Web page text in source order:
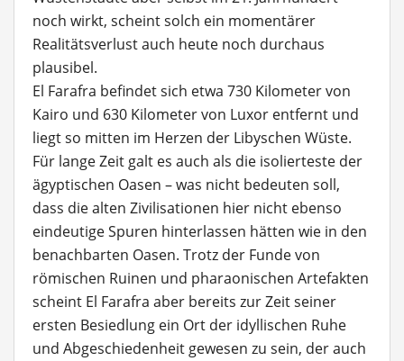
noch wirkt, scheint solch ein momentärer
Realitätsverlust auch heute noch durchaus
plausibel.
El Farafra befindet sich etwa 730 Kilometer von
Kairo und 630 Kilometer von Luxor entfernt und
liegt so mitten im Herzen der Libyschen Wüste.
Für lange Zeit galt es auch als die isolierteste der
ägyptischen Oasen – was nicht bedeuten soll,
dass die alten Zivilisationen hier nicht ebenso
eindeutige Spuren hinterlassen hätten wie in den
benachbarten Oasen. Trotz der Funde von
römischen Ruinen und pharaonischen Artefakten
scheint El Farafra aber bereits zur Zeit seiner
ersten Besiedlung ein Ort der idyllischen Ruhe
und Abgeschiedenheit gewesen zu sein, der auch